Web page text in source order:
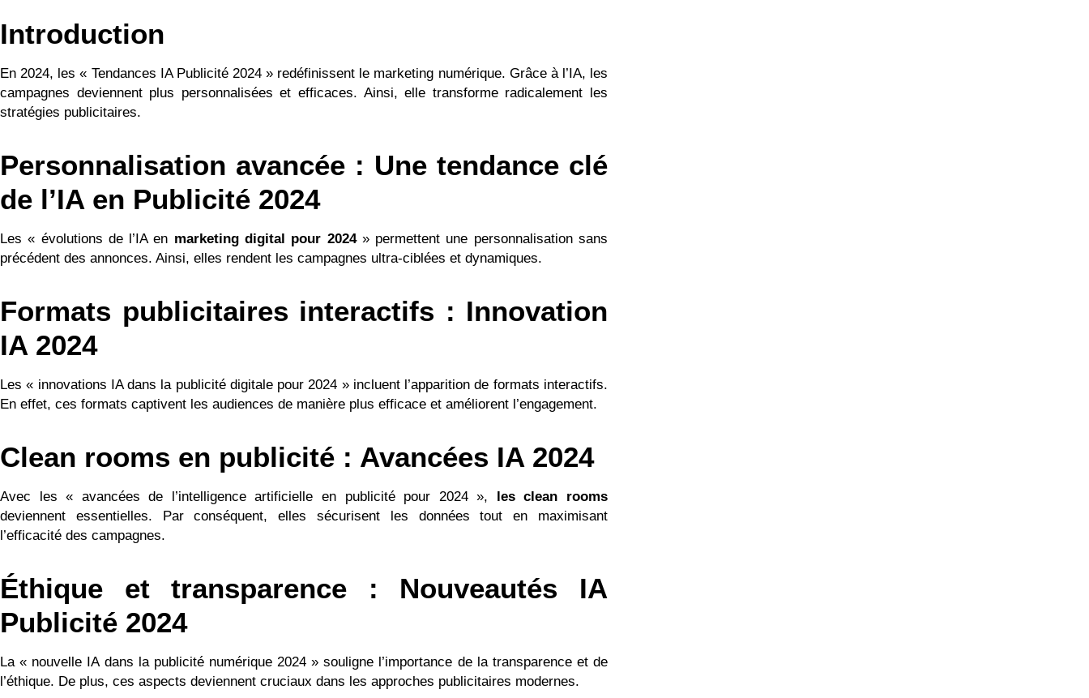
Introduction
En 2024, les « Tendances IA Publicité 2024 » redéfinissent le marketing numérique. Grâce à l’IA, les
campagnes deviennent plus personnalisées et efficaces. Ainsi, elle transforme radicalement les
stratégies publicitaires.
Personnalisation avancée : Une tendance clé
de l’IA en Publicité 2024
Les « évolutions de l’IA en marketing digital pour 2024» permettent une personnalisation sans
précédent des annonces. Ainsi, elles rendent les campagnes ultra-ciblées et dynamiques.
Formats publicitaires interactifs : Innovation
IA 2024
Les « innovations IA dans la publicité digitale pour 2024 » incluent l’apparition de formats interactifs.
En effet, ces formats captivent les audiences de manière plus efficace et améliorent l’engagement.
Clean rooms en publicité : Avancées IA 2024
Avec les « avancées de l’intelligence artificielle en publicité pour 2024 »,
les clean rooms
deviennent essentielles. Par conséquent, elles sécurisent les données tout en maximisant
l’efficacité des campagnes.
Éthique et transparence : Nouveautés IA
Publicité 2024
La « nouvelle IA dans la publicité numérique 2024 » souligne l’importance de la transparence et de
l’éthique. De plus, ces aspects deviennent cruciaux dans les approches publicitaires modernes.